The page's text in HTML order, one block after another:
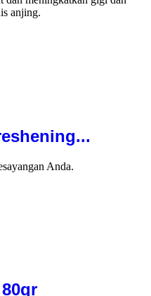
anjing.
Anda.